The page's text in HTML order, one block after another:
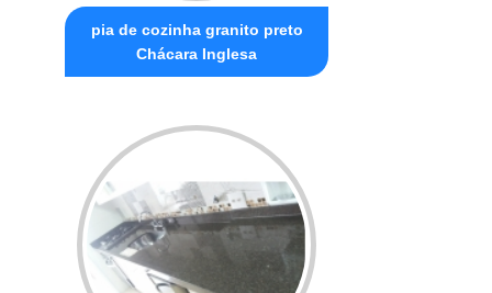
pia de cozinha granito preto
Chácara Inglesa